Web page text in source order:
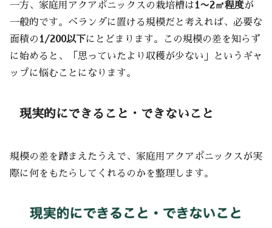
一方、家庭用アクアポニックスの栽培槽は1〜2㎡程度が
一般的です。ベランダに置ける規模だと考えれば、必要な
面積の 1/200以下 にとどまります。この規模の差を知らず
に始めると、「思っていたより収穫が少ない」というギャ
ップに悩むことになります。
現実的にできること・できないこと
規模の差を踏まえたうえで、家庭用アクアポニックスが実
際に何をもたらしてくれるのかを整理します。